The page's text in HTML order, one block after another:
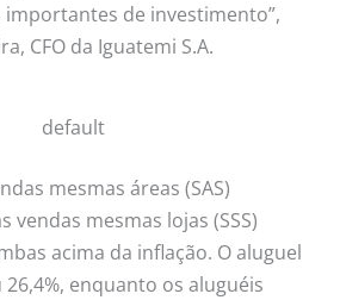
importantes de investimento”,
CFO da Iguatemi S.A.
default
mesmas áreas (SAS)
vendas mesmas lojas (SSS)
acima da inflação. O aluguel
enquanto os aluguéis